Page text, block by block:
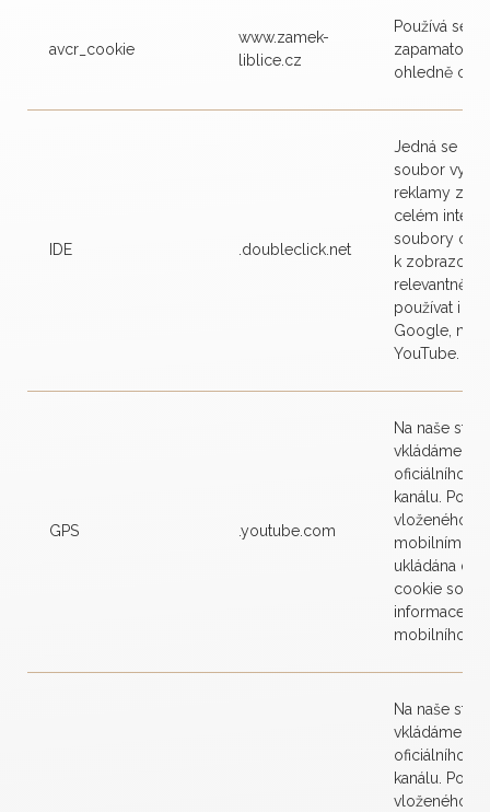
avcr_cookie
www.zamek-
liblice.cz
Používá se
ohledně
IDE .doubleclick.net
Jedná se o
soubor
reklamy
celém
soubory
k
používat i
Google,
YouTube.
GPS .youtube.com
Na naše
vkládáme
oficiálního
kanálu. Po
vloženého
mobilním
ukládána do
cookie
informace o
mobilního
Na naše
vkládáme
oficiálního
kanálu. Po
vloženého